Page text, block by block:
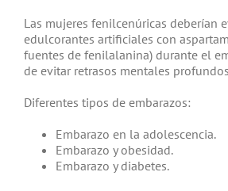
Las mujeres fenilcenúricas deberían
edulcorantes artificiales con
fuentes de fenilalanina) durante el
de evitar retrasos mentales
Diferentes tipos de embarazos:
Embarazo en la adolescencia.
Embarazo y obesidad.
Embarazo y diabetes.